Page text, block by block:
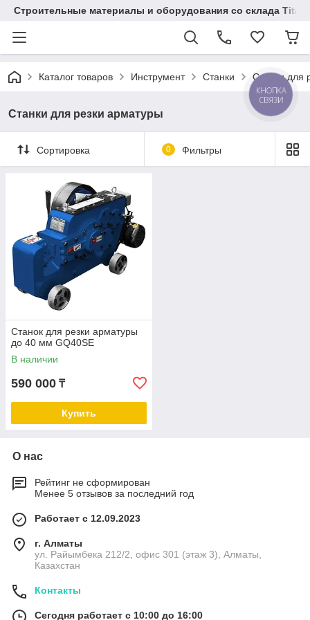
Строительные материалы и оборудования со склада
Каталог товаров Инструмент Станки Станки для
Станки для резки арматуры
Сортировка 0 Фильтры
Станок для резки арматуры
до 40 мм GQ40SE
В наличии
590 000 ₸
Купить
О нас
Рейтинг не сформирован
Менее 5 отзывов за последний год
Работает с 12.09.2023
г. Алматы
ул. Райымбека 212/2, офис 301 (этаж 3), Алматы,
Казахстан
Контакты
Сегодня работает с 10:00 до 16:00
КНОПКА
СВЯЗИ